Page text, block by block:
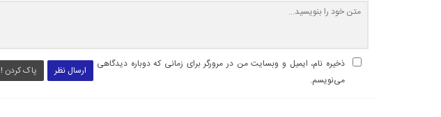
ارسال نظر پاک کردن !
ذخیره نام، ایمیل و وبسایت من در مرورگر برای زمانی که دوباره دیدگاهی
می‌نویسم.